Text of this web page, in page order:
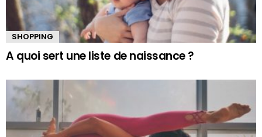
SHOPPING
A quoi sert une liste de naissance ?